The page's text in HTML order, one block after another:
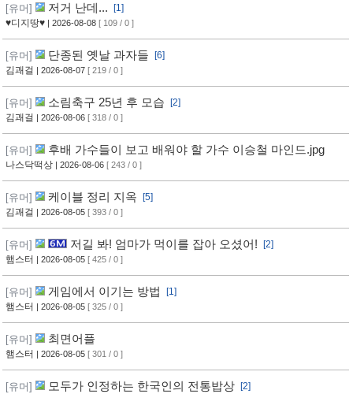
[유머] 저거 난데...
[1]
♥디지땅♥ | 2026-08-08 [ 109 / 0 ]
[유머] 단종된 옛날 과자들
[6]
김괘걸 | 2026-08-07 [ 219 / 0 ]
[유머] 소림축구 25년 후 모습
[2]
김괘걸 | 2026-08-06 [ 318 / 0 ]
[유머] 후배 가수들이 보고 배워야 할 가수 이승철 마인드.jpg
나스닥떡상 | 2026-08-06 [ 243 / 0 ]
[유머] 케이블 정리 지옥
[5]
김괘걸 | 2026-08-05 [ 393 / 0 ]
[유머] 저길 봐! 엄마가 먹이를 잡아 오셨어!
[2]
햄스터 | 2026-08-05 [ 425 / 0 ]
[유머] 게임에서 이기는 방법
[1]
햄스터 | 2026-08-05 [ 325 / 0 ]
[유머] 최면어플
햄스터 | 2026-08-05 [ 301 / 0 ]
[유머] 모두가 인정하는 한국인의 전통밥상
[2]